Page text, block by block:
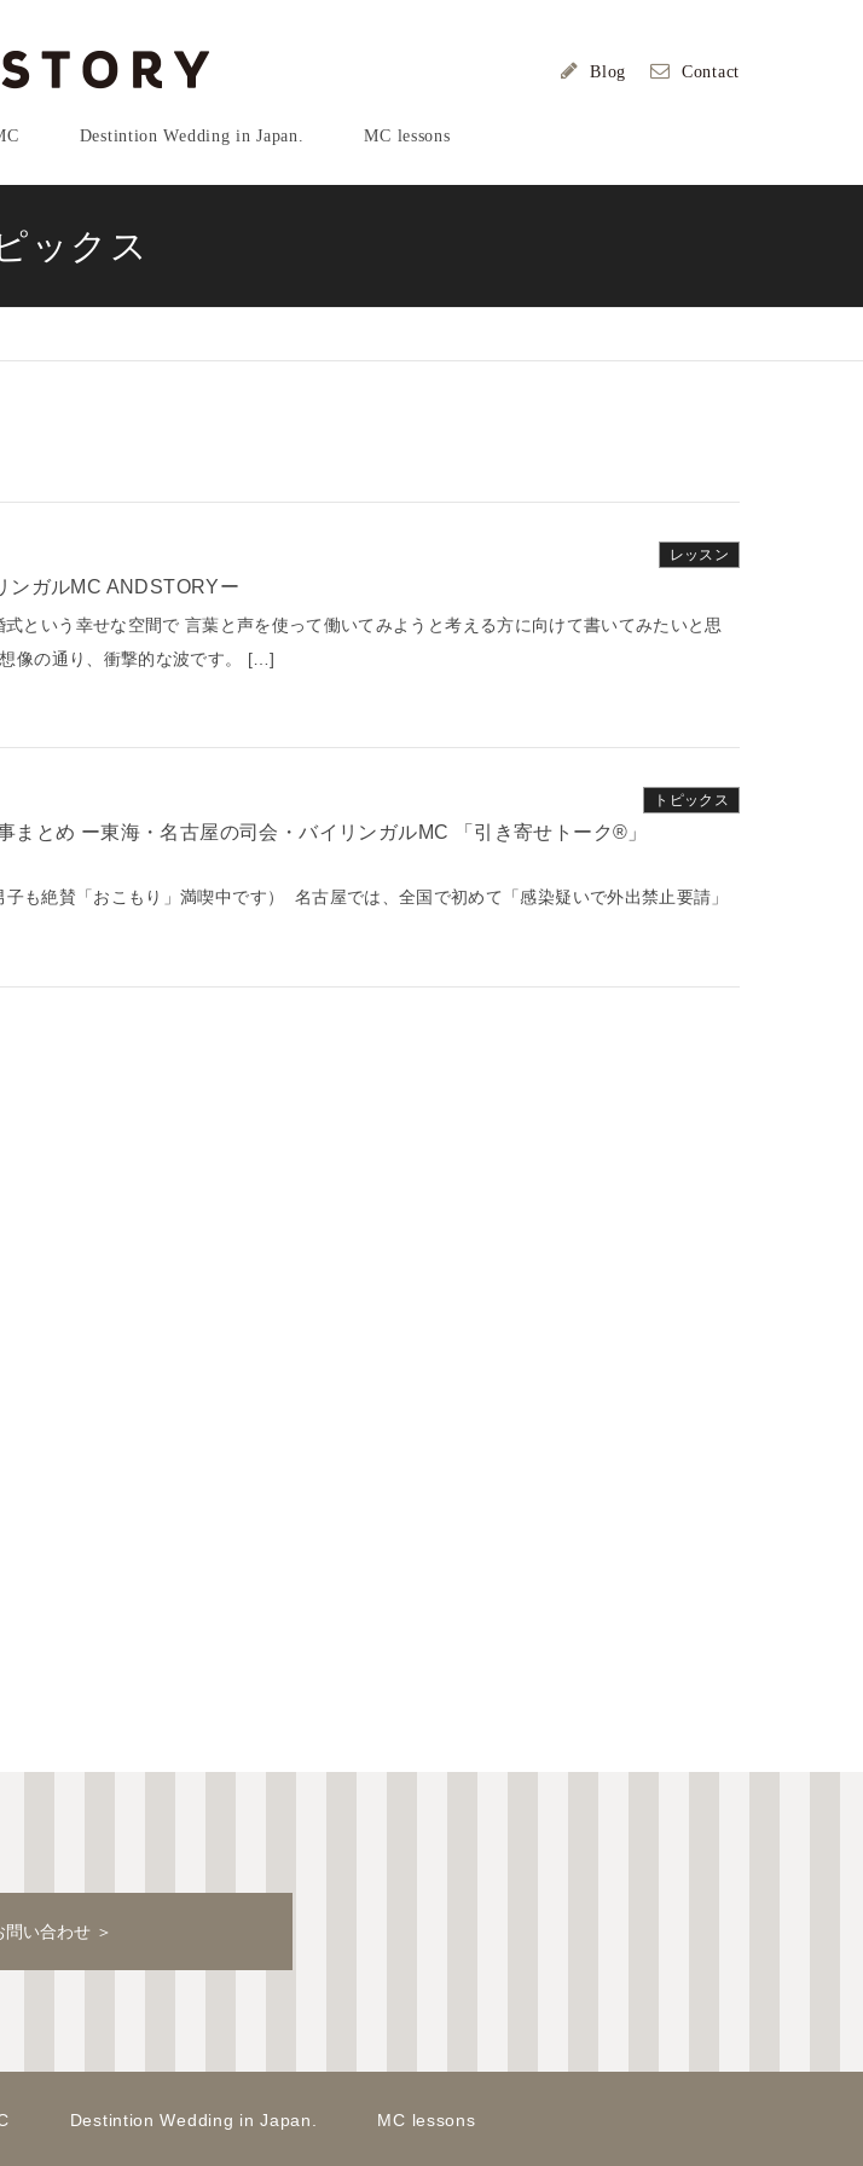
Blog Contact
Destintion Wedding in Japan. MC lessons
ックス
レッスン
ンガルMC ANDSTORYー
という幸せな空間で 言葉と声を使って働いてみようと考える方に向けて書いてみたいと思
像の通り、衝撃的な波です。 […]
トピックス
も絶賛「おこもり」満喫中です） 名古屋では、全国で初めて「感染疑いで外出禁止要請」
問い合わせ ＞
Destintion Wedding in Japan. MC lessons